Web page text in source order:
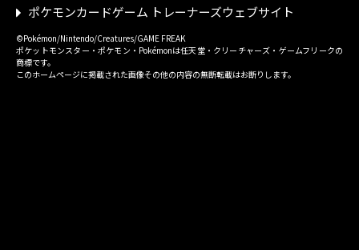
ポケモンカードゲーム トレーナーズウェブサイト
©Pokémon/Nintendo/Creatures/GAME FREAK
ポケットモンスター・ポケモン・Pokémonは任天堂・クリーチャーズ・ゲームフリークの
商標です。
このホームページに掲載された画像その他の内容の無断転載はお断りします。